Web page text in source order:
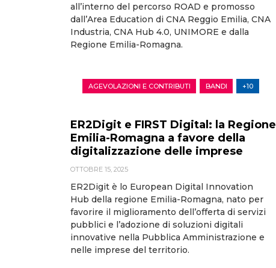
all’interno del percorso ROAD e promosso
dall’Area Education di CNA Reggio Emilia, CNA
Industria, CNA Hub 4.0, UNIMORE e dalla
Regione Emilia-Romagna.
AGEVOLAZIONI E CONTRIBUTI BANDI +10
ER2Digit e FIRST Digital: la Regione
Emilia-Romagna a favore della
digitalizzazione delle imprese
OTTOBRE 15, 2025
ER2Digit è lo European Digital Innovation
Hub della regione Emilia-Romagna, nato per
favorire il miglioramento dell’offerta di servizi
pubblici e l’adozione di soluzioni digitali
innovative nella Pubblica Amministrazione e
nelle imprese del territorio.